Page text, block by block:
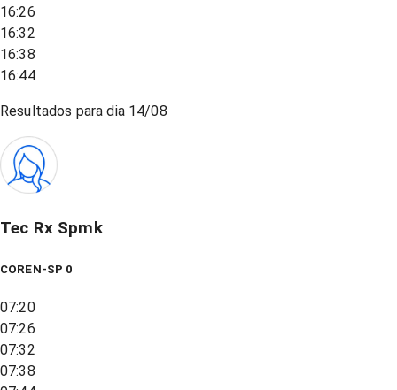
16:26
16:32
16:38
16:44
Resultados para dia 14/08
Tec Rx Spmk
COREN-SP 0
07:20
07:26
07:32
07:38